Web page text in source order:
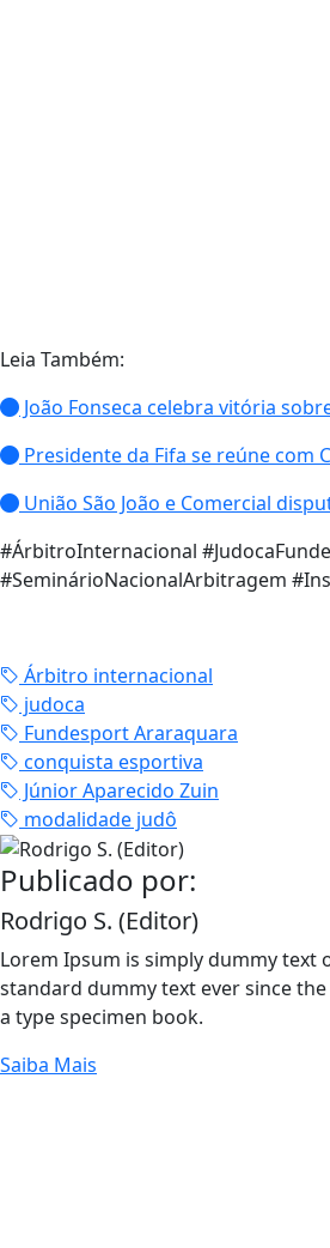
Leia Também:
João Fonseca celebra vitória
Presidente da Fifa se reúne com
União São João e Comercial
#ÁrbitroInternacional
#SeminárioNacionalArbitragem
Árbitro internacional
judoca
Fundesport Araraquara
conquista esportiva
Júnior Aparecido Zuin
modalidade judô
Publicado por:
Rodrigo S. (Editor)
Lorem Ipsum is simply dummy
standard dummy text ever since
a type specimen book.
Saiba Mais